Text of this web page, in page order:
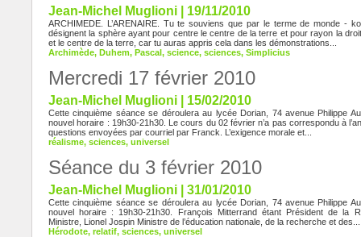
Jean-Michel Muglioni | 19/11/2010
ARCHIMEDE. L’ARENAIRE. Tu te souviens que par le terme de monde -
désignent la sphère ayant pour centre le centre de la terre et pour rayon la
et le centre de la terre, car tu auras appris cela dans les démonstrations...
Archimède, Duhem, Pascal, science, sciences, Simplicius
Mercredi 17 février 2010
Jean-Michel Muglioni | 15/02/2010
Cette cinquième séance se déroulera au lycée Dorian, 74 avenue Philippe
nouvel horaire : 19h30-21h30. Le cours du 02 février n’a pas correspondu à
questions envoyées par courriel par Franck. L’exigence morale et...
réalisme, sciences, universel
Séance du 3 février 2010
Jean-Michel Muglioni | 31/01/2010
Cette cinquième séance se déroulera au lycée Dorian, 74 avenue Philippe
nouvel horaire : 19h30-21h30. François Mitterrand étant Président de la
Ministre, Lionel Jospin Ministre de l’éducation nationale, de la recherche et des...
Hérodote, relatif, sciences, universel